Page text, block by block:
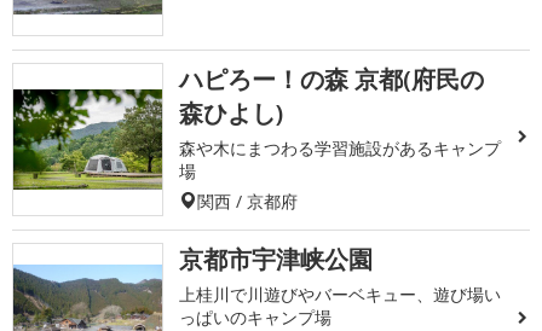
ハピろー！の森 京都(府民の
森ひよし)
森や木にまつわる学習施設があるキャンプ
場
関西 / 京都府
京都市宇津峡公園
上桂川で川遊びやバーベキュー、遊び場い
っぱいのキャンプ場